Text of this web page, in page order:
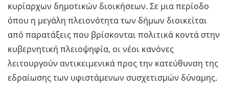
κυρίαρχων δημοτικών διοικήσεων. Σε μια περίοδο
όπου η μεγάλη πλειονότητα των δήμων διοικείται
από παρατάξεις που βρίσκονται πολιτικά κοντά στην
κυβερνητική πλειοψηφία, οι νέοι κανόνες
λειτουργούν αντικειμενικά προς την κατεύθυνση της
εδραίωσης των υφιστάμενων συσχετισμών δύναμης.